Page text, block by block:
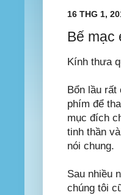
16 THG 1,
Bế mạc
Kính thưa
Bổn lầu
phím để
mục đích
tinh thần
nói chung.
Sau nhiều
chúng tôi